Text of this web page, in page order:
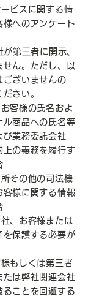
ビスに関する情
様へのアンケート
第三者に開示、
せん。ただし、以
ございませんの
さい。
客様の氏名およ
ル商品への氏名等
び業務委託会社
上の義務を履行す
その他の司法機
客様に関する情報
、お客様または
を保護する必要が
もしくは第三者
たは弊社関連会社
ることを回避する